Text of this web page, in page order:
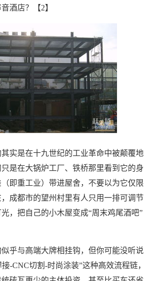
酒店？【2】
实是在十九世纪的工业革命中被颠覆地
是在大锅炉工厂、铁桥那里看到它的身
即重工业）带进屋舍，不要以为它仅限
成都市的望州村里有人只用一排可调节
，把自己的小木屋变成“周末鸡尾酒吧”
乎与高端大牌相挂钩，但你可能没听说
-CNC切割-时尚涂装”这种高效流程链，